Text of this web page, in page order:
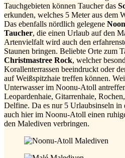
Tauchgebieten können Taucher das
erkunden, welches 5 Meter aus dem
Das ebenfalls nördlich gelegene
Taucher, die einen Urlaub auf den
Artenvielfalt wird auch den
Staunen bringen. Beliebte Orte zum
Christmastree Rock, welcher
Korallenterrassen beeindruckt oder
auf Weißspitzhaie treffen können.
Unterwasser im Noonu-Atoll
Leopardenhaie, Gitarrenhaie,
Delfine. Da es nur 5 Urlaubsinseln
auch hier im Noonu-Atoll einen
den Malediven verbringen.